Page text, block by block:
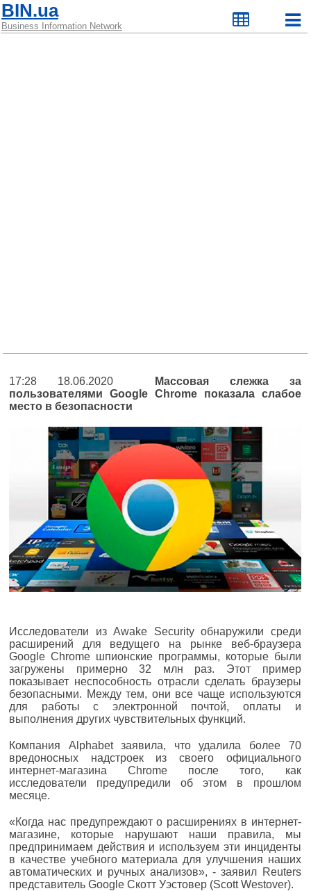
BIN.ua
Business Information Network
17:28 18.06.2020
Массовая слежка за
пользователями Google Chrome показала слабое
место в безопасности
Исследователи из Awake Security обнаружили среди
расширений для ведущего на рынке веб-браузера
Google Chrome шпионские программы, которые были
загружены примерно 32 млн раз. Этот пример
показывает неспособность отрасли сделать браузеры
безопасными. Между тем, они все чаще используются
для работы с электронной почтой, оплаты и
выполнения других чувствительных функций.
Компания Alphabet заявила, что удалила более 70
вредоносных надстроек из своего официального
интернет-магазина Chrome после того, как
исследователи предупредили об этом в прошлом
месяце.
«Когда нас предупреждают о расширениях в интернет-
магазине, которые нарушают наши правила, мы
предпринимаем действия и используем эти инциденты
в качестве учебного материала для улучшения наших
автоматических и ручных анализов», - заявил Reuters
представитель Google Скотт Уэстовер (Scott Westover).